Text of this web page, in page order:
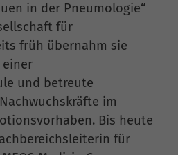
in der Pneumologie“
für
früh übernahm sie
und betreute
im
Bis heute
für